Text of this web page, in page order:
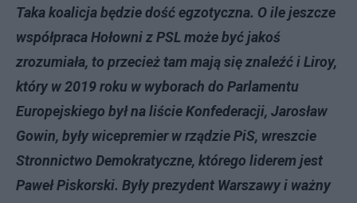
Taka koalicja będzie dość egzotyczna. O ile jeszcze
współpraca Hołowni z PSL może być jakoś
zrozumiała, to przecież tam mają się znaleźć i Liroy,
który w 2019 roku w wyborach do Parlamentu
Europejskiego był na liście Konfederacji, Jarosław
Gowin, były wicepremier w rządzie PiS, wreszcie
Stronnictwo Demokratyczne, którego liderem jest
Paweł Piskorski. Były prezydent Warszawy i ważny